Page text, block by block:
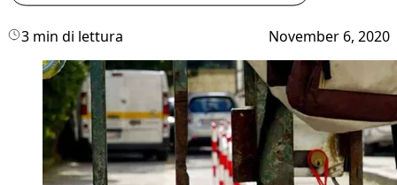
3 min di lettura November 6, 2020